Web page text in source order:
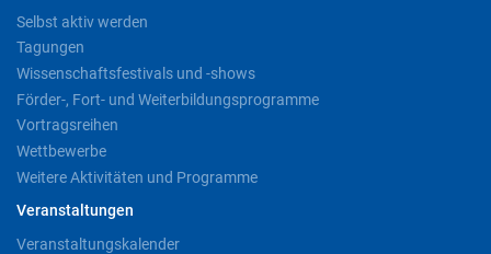
Selbst aktiv werden
Tagungen
Wissenschaftsfestivals und -shows
Förder-, Fort- und Weiterbildungsprogramme
Vortragsreihen
Wettbewerbe
Weitere Aktivitäten und Programme
Veranstaltungen
Veranstaltungskalender